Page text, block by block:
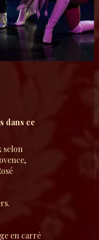
dans ce
selon
en carré